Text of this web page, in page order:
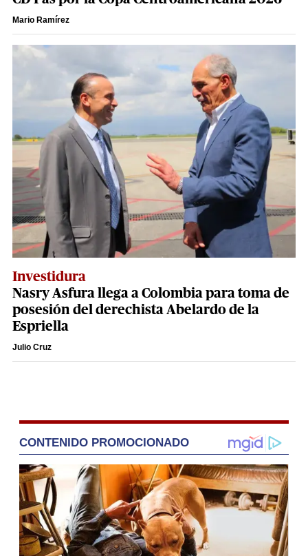
Mario Ramírez
Investidura
Nasry Asfura llega a Colombia para toma de
posesión del derechista Abelardo de la
Espriella
Julio Cruz
CONTENIDO PROMOCIONADO